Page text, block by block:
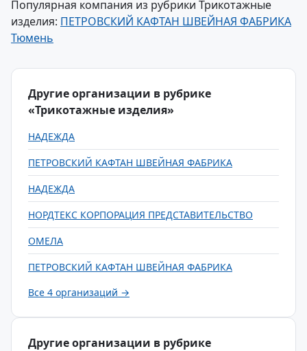
Популярная компания из рубрики Трикотажные
изделия: ПЕТРОВСКИЙ КАФТАН ШВЕЙНАЯ ФАБРИКА
Тюмень
Другие организации в рубрике
«Трикотажные изделия»
НАДЕЖДА
ПЕТРОВСКИЙ КАФТАН ШВЕЙНАЯ ФАБРИКА
НАДЕЖДА
НОРДТЕКС КОРПОРАЦИЯ ПРЕДСТАВИТЕЛЬСТВО
ОМЕЛА
ПЕТРОВСКИЙ КАФТАН ШВЕЙНАЯ ФАБРИКА
Все 4 организаций →
Другие организации в рубрике